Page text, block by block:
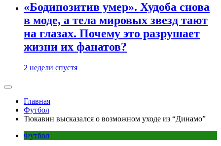
«Бодипозитив умер». Худоба снова
в моде, а тела мировых звезд тают
на глазах. Почему это разрушает
жизни их фанатов?
2 недели спустя
Главная
Футбол
Тюкавин высказался о возможном уходе из “Динамо”
Футбол